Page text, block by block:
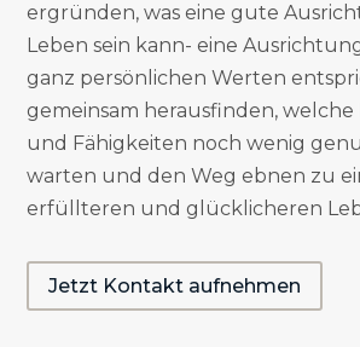
ergründen, was eine gute
Leben sein kann- eine
ganz persönlichen Werten
gemeinsam herausfinden,
und Fähigkeiten noch wenig
warten und den Weg ebnen zu
erfüllteren und glücklicheren
Jetzt Kontakt aufnehmen